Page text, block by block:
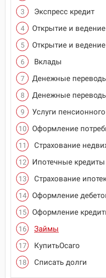
Экспресс кредит
Открытие и
Открытие и
Вклады
Денежные
Денежные
Услуги
Оформление
Страхование
Ипотечные кредиты
Страхование
Оформление
Оформление
Займы
КупитьОсаго
Списать долги